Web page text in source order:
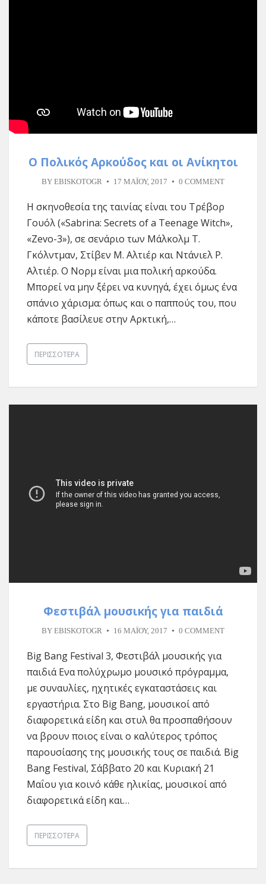
Ο Πολικός Αρκούδος και οι Ανίκητοι
BY EBISKOTOGR 17 ΜΑΪ́ΟΥ, 2017 0 COMMENT
Η σκηνοθεσία της ταινίας είναι του Τρέβορ
Γουόλ («Sabrina: Secrets of a Teenage Witch»,
«Zevo-3»), σε σενάριο των Μάλκολμ Τ.
Γκόλντμαν, Στίβεν Μ. Αλτιέρ και Ντάνιελ Ρ.
Αλτιέρ. O Νορμ είναι μια πολική αρκούδα.
Μπορεί να μην ξέρει να κυνηγά, έχει όμως ένα
σπάνιο χάρισμα: όπως και ο παππούς του, που
κάποτε βασίλευε στην Αρκτική,…
ΠΕΡΙΣΣΌΤΕΡΑ
Φεστιβάλ μουσικής για παιδιά
BY EBISKOTOGR 16 ΜΑΪ́ΟΥ, 2017 0 COMMENT
Big Bang Festival 3, Φεστιβάλ μουσικής για
παιδιά Eνα πολύχρωμο μουσικό πρόγραμμα,
με συναυλίες, ηχητικές εγκαταστάσεις και
εργαστήρια. Στο Big Bang, μουσικοί από
διαφορετικά είδη και στυλ θα προσπαθήσουν
να βρουν ποιος είναι ο καλύτερος τρόπος
παρουσίασης της μουσικής τους σε παιδιά. Big
Bang Festival, Σάββατο 20 και Κυριακή 21
Μαΐου για κοινό κάθε ηλικίας, μουσικοί από
διαφορετικά είδη και…
ΠΕΡΙΣΣΌΤΕΡΑ